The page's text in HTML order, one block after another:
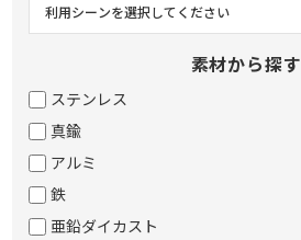
素材から探す
ステンレス
真鍮
アルミ
鉄
亜鉛ダイカスト